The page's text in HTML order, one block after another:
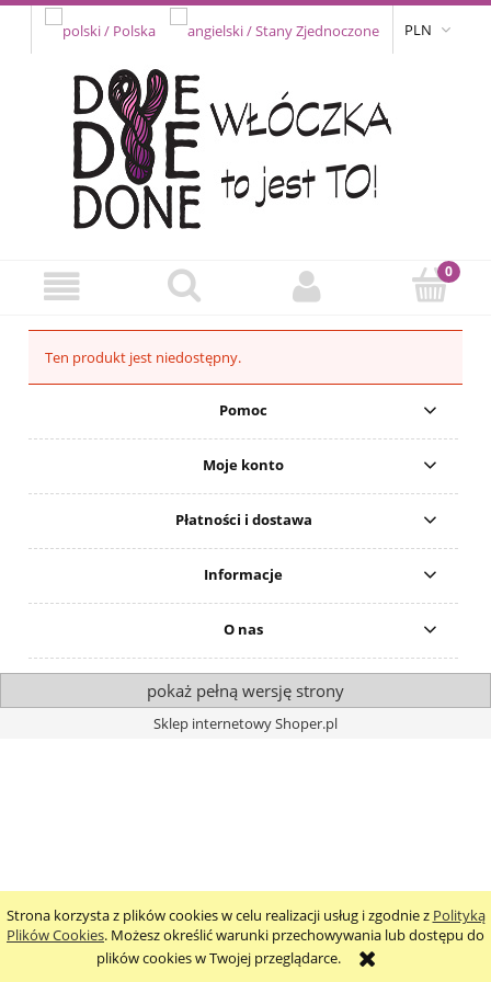
Strona korzysta z plików cookies w celu realizacji usług i zgodnie z Polityką
Plików Cookies. Możesz określić warunki przechowywania lub dostępu do
plików cookies w Twojej przeglądarce.
PLN
Ten produkt jest niedostępny.
Pomoc
Moje konto
Płatności i dostawa
Informacje
O nas
pokaż pełną wersję strony
Sklep internetowy Shoper.pl